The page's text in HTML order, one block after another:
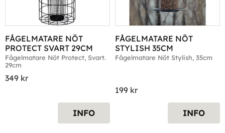
FÅGELMATARE NÖT
PROTECT SVART 29CM
Fågelmatare Nöt Protect, Svart.
29cm
349 kr
INFO
FÅGELMATARE NÖT
STYLISH 35CM
Fågelmatare Nöt Stylish, 35cm
199 kr
INFO